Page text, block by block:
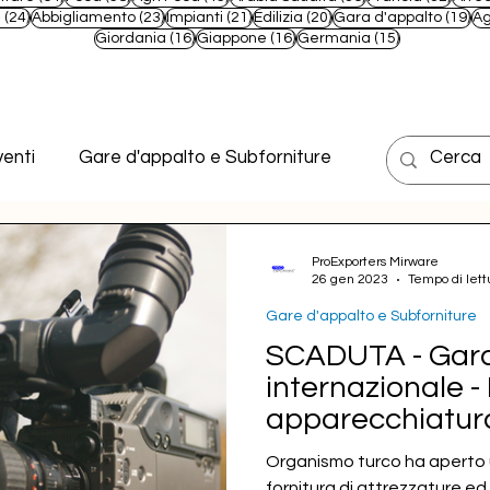
(24)24 post
Abbigliamento (23)23 post
Impianti (21)21 post
Edilizia (20)20 post
Gara d'appalto (19)19
Giordania (16)16 post
Giappone (16)16 post
Germania (15)15 post
Gare d'appalto e Subforniture
SCADUTA -
internazionale -
Organismo turco ha aperto
Gare d'appalto e Subforniture
ProExporters Mirware
26 gen 2023
Tempo di